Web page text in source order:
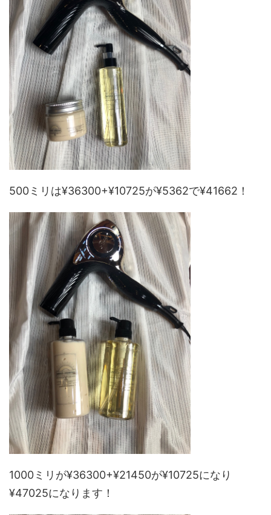
500ミリは¥36300+¥10725が¥5362で¥41662！
1000ミリが¥36300+¥21450が¥10725になり
¥47025になります！